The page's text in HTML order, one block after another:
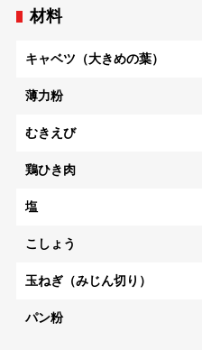
材料
キャベツ（大きめの葉）
薄力粉
むきえび
鶏ひき肉
塩
こしょう
玉ねぎ（みじん切り）
パン粉